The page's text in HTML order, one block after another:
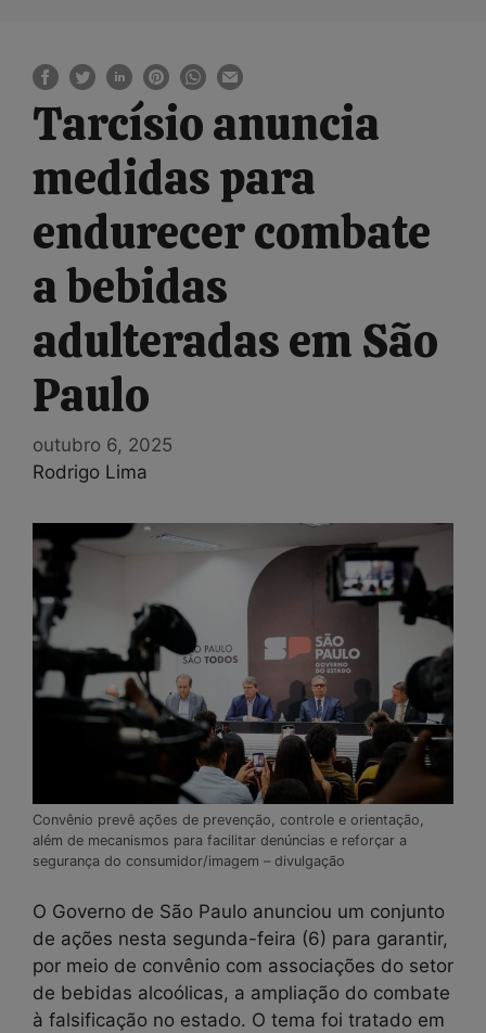
Tarcísio anuncia
medidas para
endurecer combate
a bebidas
adulteradas em São
Paulo
outubro 6, 2025
Rodrigo Lima
Convênio prevê ações de prevenção, controle e orientação,
além de mecanismos para facilitar denúncias e reforçar a
segurança do consumidor/imagem – divulgação
O Governo de São Paulo anunciou um conjunto
de ações nesta segunda-feira (6) para garantir,
por meio de convênio com associações do setor
de bebidas alcoólicas, a ampliação do combate
à falsificação no estado. O tema foi tratado em